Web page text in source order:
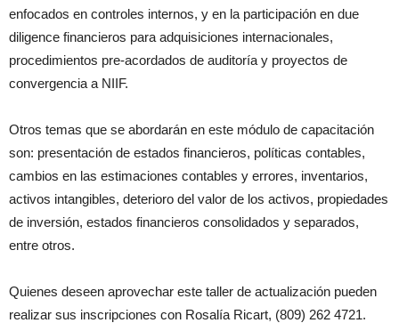
enfocados en controles internos, y en la participación en due
diligence financieros para adquisiciones internacionales,
procedimientos pre-acordados de auditoría y proyectos de
convergencia a NIIF.
Otros temas que se abordarán en este módulo de capacitación
son: presentación de estados financieros, políticas contables,
cambios en las estimaciones contables y errores, inventarios,
activos intangibles, deterioro del valor de los activos, propiedades
de inversión, estados financieros consolidados y separados,
entre otros.
Quienes deseen aprovechar este taller de actualización pueden
realizar sus inscripciones con Rosalía Ricart, (809) 262 4721.